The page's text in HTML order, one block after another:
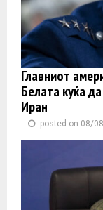
Главниот
Белата куќа
Иран
posted on 08/